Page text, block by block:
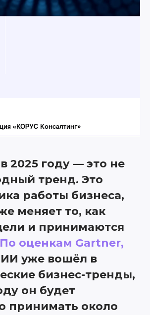
«КОРУС Консалтинг»
2025 году — это не
тренд. Это
работы бизнеса,
меняет то, как
и принимаются
По оценкам Gartner,
уже вошёл в
бизнес-тренды,
он будет
принимать около